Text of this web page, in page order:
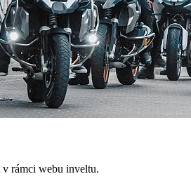
rámci webu inveltu.